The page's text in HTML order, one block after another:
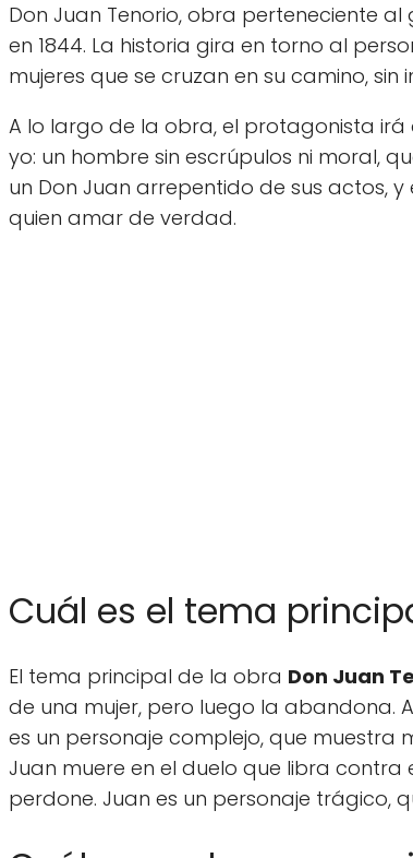
Don Juan Tenorio, obra perteneciente
en 1844. La historia gira en torno al
mujeres que se cruzan en su camino,
A lo largo de la obra, el protagonista
yo: un hombre sin escrúpulos ni moral,
un Don Juan arrepentido de sus actos,
quien amar de verdad.
Cuál es el tema
El tema principal de la obra Don Juan
de una mujer, pero luego la abandona.
es un personaje complejo, que
Juan muere en el duelo que libra contra
perdone. Juan es un personaje trágico,